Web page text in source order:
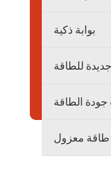
بوابة ذكية
للطاقة
الطاقة
طاقة معزول